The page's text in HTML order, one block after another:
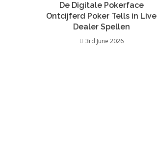
De Digitale Pokerface
Ontcijferd Poker Tells in Live
Dealer Spellen
3rd June 2026